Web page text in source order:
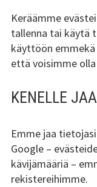
Keräämme
tallenna tai käytä
käyttöön
että voisimme
KENELLE
Emme jaa
Google –
kävijämääriä –
rekistereihimme.